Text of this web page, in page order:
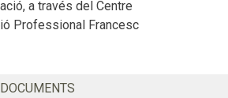
a través del Centre
Professional Francesc